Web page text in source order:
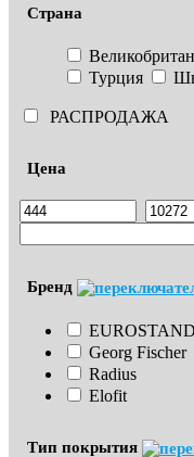
Страна
Турция
РАСПРОДАЖА
Цена
Бренд
Georg Fischer
Radius
Elofit
Тип покрытия